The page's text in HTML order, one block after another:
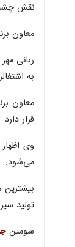
نقش
معاون
ربانی
به
قرار دارد.
می‌شود.
تولید
سومین